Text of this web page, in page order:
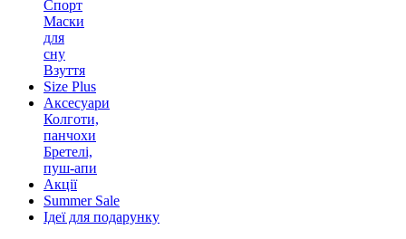
Спорт
Маски
для
сну
Взуття
Size Plus
Аксесуари
Колготи,
панчохи
Бретелі,
пуш-апи
Акції
Summer Sale
Ідеї для подарунку